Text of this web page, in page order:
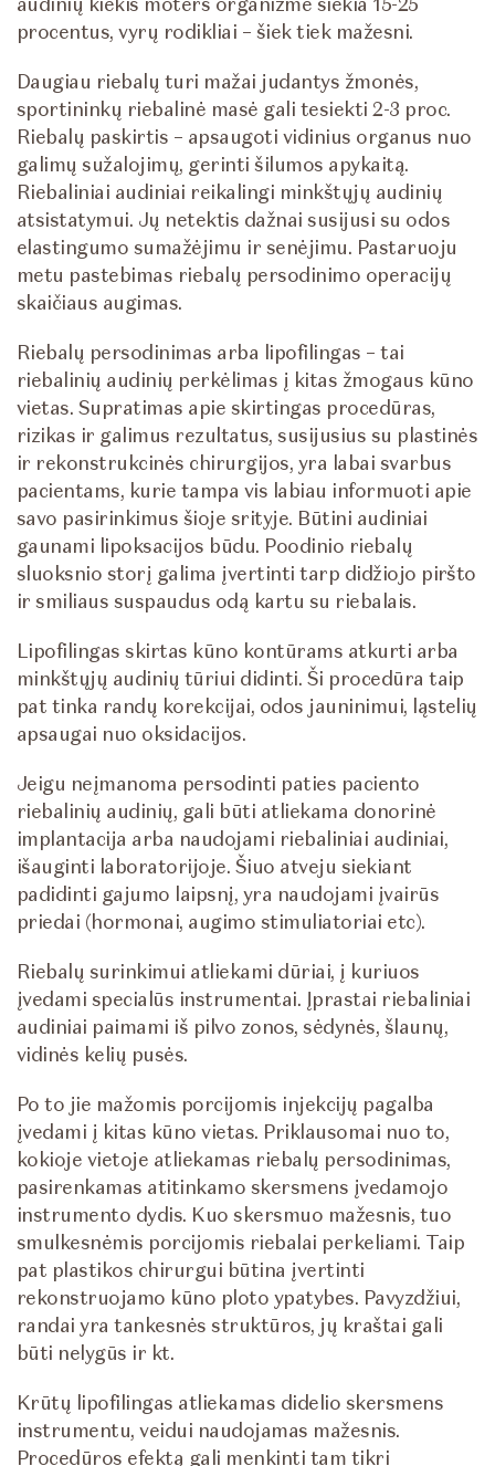
procentus, vyrų rodikliai – šiek tiek mažesni.
Daugiau riebalų turi mažai judantys žmonės,
sportininkų riebalinė masė gali tesiekti 2-3 proc.
Riebalų paskirtis – apsaugoti vidinius organus nuo
galimų sužalojimų, gerinti šilumos apykaitą.
Riebaliniai audiniai reikalingi minkštųjų audinių
atsistatymui. Jų netektis dažnai susijusi su odos
elastingumo sumažėjimu ir senėjimu. Pastaruoju
metu pastebimas riebalų persodinimo operacijų
skaičiaus augimas.
Riebalų persodinimas arba lipofilingas – tai
riebalinių audinių perkėlimas į kitas žmogaus kūno
vietas. Supratimas apie skirtingas procedūras,
rizikas ir galimus rezultatus, susijusius su plastinės
ir rekonstrukcinės chirurgijos, yra labai svarbus
pacientams, kurie tampa vis labiau informuoti apie
savo pasirinkimus šioje srityje. Būtini audiniai
gaunami lipoksacijos būdu. Poodinio riebalų
sluoksnio storį galima įvertinti tarp didžiojo piršto
ir smiliaus suspaudus odą kartu su riebalais.
Lipofilingas skirtas kūno kontūrams atkurti arba
minkštųjų audinių tūriui didinti. Ši procedūra taip
pat tinka randų korekcijai, odos jauninimui, ląstelių
apsaugai nuo oksidacijos.
Jeigu neįmanoma persodinti paties paciento
riebalinių audinių, gali būti atliekama donorinė
implantacija arba naudojami riebaliniai audiniai,
išauginti laboratorijoje. Šiuo atveju siekiant
padidinti gajumo laipsnį, yra naudojami įvairūs
priedai (hormonai, augimo stimuliatoriai etc).
Riebalų surinkimui atliekami dūriai, į kuriuos
įvedami specialūs instrumentai. Įprastai riebaliniai
audiniai paimami iš pilvo zonos, sėdynės, šlaunų,
vidinės kelių pusės.
Po to jie mažomis porcijomis injekcijų pagalba
įvedami į kitas kūno vietas. Priklausomai nuo to,
kokioje vietoje atliekamas riebalų persodinimas,
pasirenkamas atitinkamo skersmens įvedamojo
instrumento dydis. Kuo skersmuo mažesnis, tuo
smulkesnėmis porcijomis riebalai perkeliami. Taip
pat plastikos chirurgui būtina įvertinti
rekonstruojamo kūno ploto ypatybes. Pavyzdžiui,
randai yra tankesnės struktūros, jų kraštai gali
būti nelygūs ir kt.
Krūtų lipofilingas atliekamas didelio skersmens
instrumentu, veidui naudojamas mažesnis.
Procedūros efektą gali menkinti tam tikri